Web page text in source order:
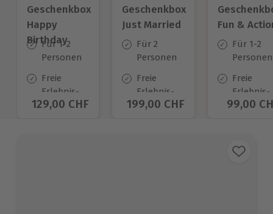
Geschenkbox
Happy
Birthday
Für 1-2
Personen
Freie
Erlebnis-
Auswahl
Aktueller Preis
129,00 CHF
Geschenkbox
Just Married
Für 2
Personen
Freie
Erlebnis-
Auswahl
Aktueller Preis
199,00 CHF
Fun &
Für 1-2
Personen
Freie
Erlebnis-
Auswahl
99,00